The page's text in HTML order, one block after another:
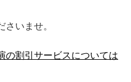
いませ。
の割引サービスについては